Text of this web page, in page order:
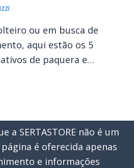
ou em busca de
aqui estão os 5
de paquera e…
a SERTASTORE não é um
é oferecida apenas
e informações